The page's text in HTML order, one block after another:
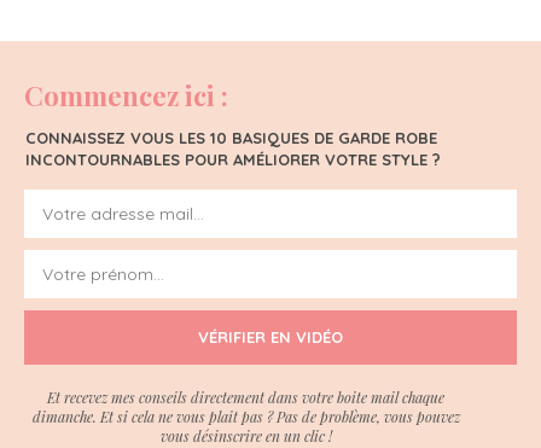
Commencez ici :
CONNAISSEZ VOUS LES 10 BASIQUES DE GARDE ROBE
INCONTOURNABLES POUR AMÉLIORER VOTRE STYLE ?
VÉRIFIER EN VIDÉO
Et recevez mes conseils directement dans votre boite mail chaque
dimanche. Et si cela ne vous plait pas ? Pas de problème, vous pouvez
vous désinscrire en un clic !